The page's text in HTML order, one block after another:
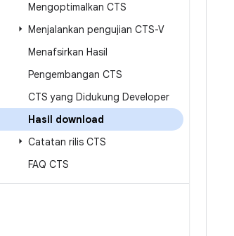
Mengoptimalkan CTS
Menjalankan pengujian CTS-V
Menafsirkan Hasil
Pengembangan CTS
CTS yang Didukung Developer
Hasil download
Catatan rilis CTS
FAQ CTS